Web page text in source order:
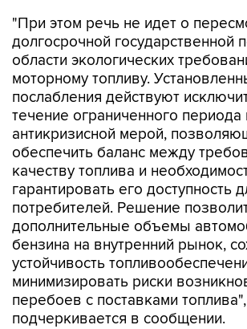
"При этом речь не идет о
долгосрочной государственной
области экологических
моторному топливу.
послабления действуют
течение ограниченного периода
антикризисной мерой,
обеспечить баланс между
качеству топлива и
гарантировать его доступность
потребителей. Решение
дополнительные объемы
бензина на внутренний рынок,
устойчивость
минимизировать риски
перебоев с поставками
подчеркивается в сообщении.